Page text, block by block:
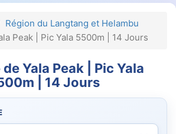
Région du Langtang et Helambu
Peak | Pic Yala 5500m | 14 Jours
Yala Peak | Pic Yala
| 14 Jours